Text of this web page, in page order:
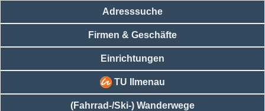
Adresssuche
Firmen & Geschäfte
Einrichtungen
TU Ilmenau
(Fahrrad-/Ski-) Wanderwege